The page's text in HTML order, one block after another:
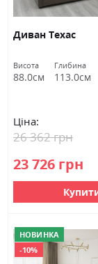
Диван Техас
Висота
88.0см
Глибина
113.0см
Ціна:
23 726 грн
26 362 грн
НОВИНКА
-10%